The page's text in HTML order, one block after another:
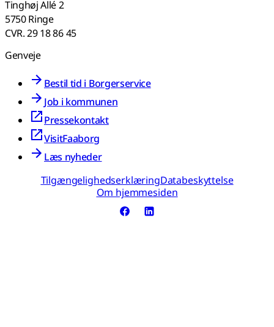
Tinghøj Allé 2
5750 Ringe
CVR. 29 18 86 45
Genveje
Bestil tid i Borgerservice
Job i kommunen
Pressekontakt
VisitFaaborg
Læs nyheder
TilgængelighedserklæringDatabeskyttelse
Om hjemmesiden